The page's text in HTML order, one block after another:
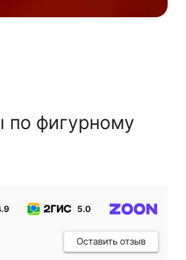
по фигурному
5.0
Оставить отзыв